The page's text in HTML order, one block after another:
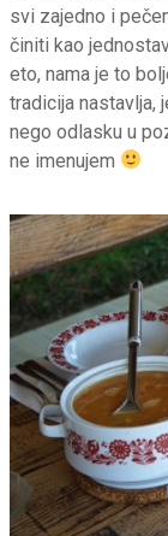
svi zajedno i
činiti kao
eto, nama je to
tradicija nastavlja,
nego odlasku u
ne imenujem